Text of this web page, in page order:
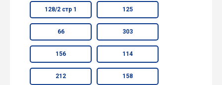
128/2 стр 1 125
66 303
156 114
212 158